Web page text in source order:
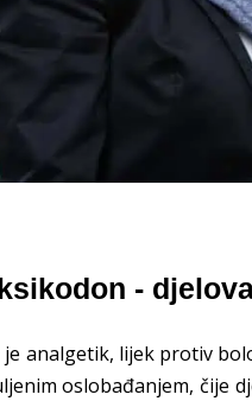
-
je analgetik, lijek protiv
oslobađanjem, čije